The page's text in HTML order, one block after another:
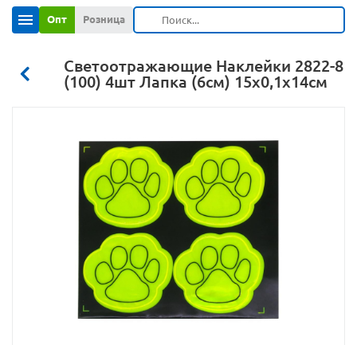
Опт Розница
Светоотражающие Наклейки 2822-8
(100) 4шт Лапка (6см) 15х0,1х14см